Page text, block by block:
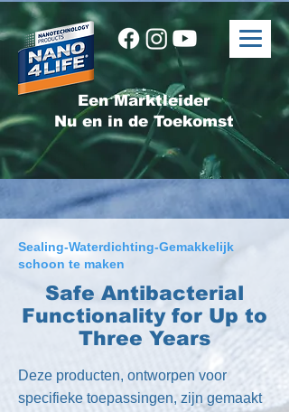
Een Marktleider
Nu en in de Toekomst
Sealing-Waterdichting-Gemakkelijk
schoon te maken
Safe Antibacterial
Functionality for Up to
Three Years
Deze producten, ontworpen voor
specifieke toepassingen, zijn gemaakt